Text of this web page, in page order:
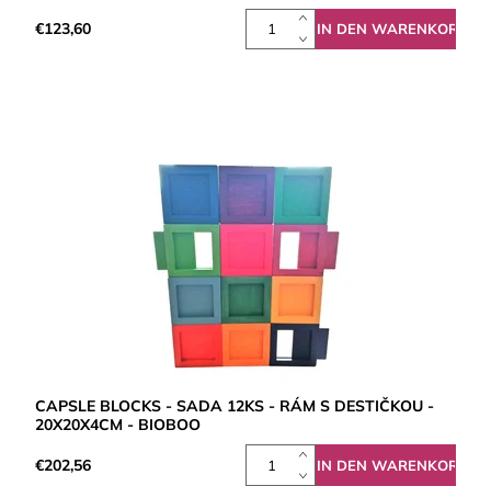
€123,60
CAPSLE BLOCKS - SADA 12KS - RÁM S DESTIČKOU -
20X20X4CM - BIOBOO
€202,56